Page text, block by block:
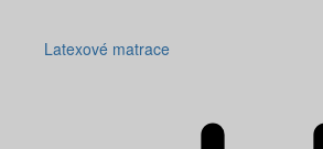
Latexové matrace